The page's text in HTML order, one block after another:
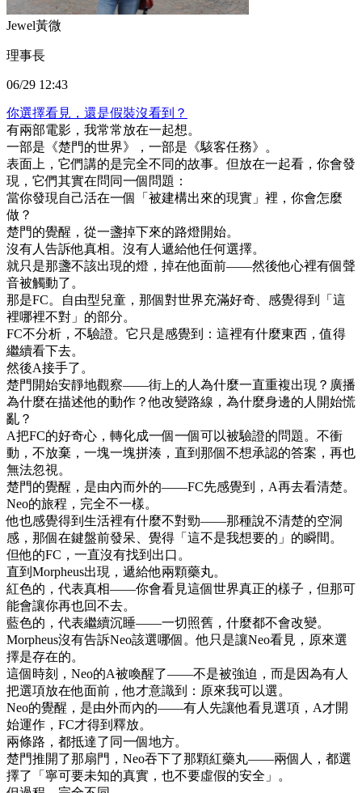
Jewel黃微
理事長
06/29 12:43
你選擇看見，還是假裝沒看到？
有兩部電影，我常常放在一起想。
一部是《楚門的世界》，一部是《駭客任務》。
表面上，它們講的是完全不同的故事。但放在一起看，你會發
現，它們其實在問同一個問題：
當你發現自己活在一個「被建構出來的現實」裡，你會怎麼
做？
楚門的覺醒，從一盞掉下來的路燈開始。
沒有人告訴他真相。沒有人遞給他任何選擇。
就只是那盞不該出現的燈，掉在他面前——然後他心裡有個聲
音被觸動了。
那是FC。自由型兒童，那個對世界充滿好奇、感覺得到「這
裡哪裡不對」的部分。
FC不分析，不驗證。它只是感覺到：這裡有什麼東西，值得
繼續看下去。
然後A接手了。
楚門開始安靜地觀察——街上的人為什麼一直重複出現？廣播
為什麼在描述他的動作？他改變路線，為什麼身邊的人開始慌
亂？
A把FC的好奇心，轉化成一個一個可以被驗證的問題。不衝
動，不放棄，一塊一塊拼湊，直到那個不想承認的答案，再也
無法忽視。
楚門的覺醒，是由內而外的——FC先感覺到，A再去看清楚。
Neo的旅程，完全不一樣。
他也感覺得到生活裡有什麼不對勁——那種說不清楚的空洞
感，那個在鍵盤前發呆、覺得「這不是我想要的」的瞬間。
但他的FC，一直沒有找到出口。
直到Morpheus出現，遞給他兩顆藥丸。
紅色的，代表真相——你會看見這個世界真正的樣子，但那可
能會讓你再也回不去。
藍色的，代表繼續沉睡——一切照舊，什麼都不會改變。
Morpheus沒有告訴Neo該選哪個。他只是讓Neo看見，原來選
擇是存在的。
這個時刻，Neo的A被喚醒了——不是被強迫，而是因為有人
把選項放在他面前，他才意識到：原來我可以選。
Neo的覺醒，是由外而內的——有人先讓他看見選項，A才開
始運作，FC才得到釋放。
兩條路，都抵達了同一個地方。
楚門推開了那扇門，Neo吞下了那顆紅藥丸——兩個人，都選
擇了「寧可要未知的真實，也不要虛假的安全」。